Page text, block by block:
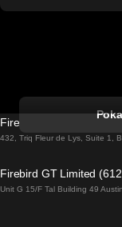
Firebird GT Limited
432, Triq Fleur de Lys, Suite 1,
Firebird GT Limited
Unit G 15/F Tal Building 49